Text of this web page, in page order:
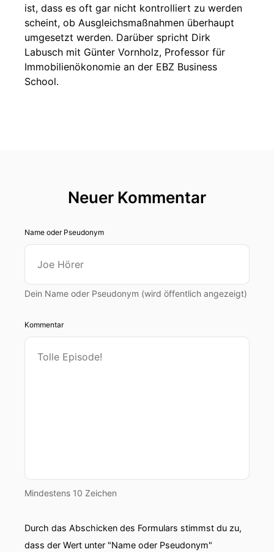
ist, dass es oft gar nicht kontrolliert zu werden
scheint, ob Ausgleichsmaßnahmen überhaupt
umgesetzt werden. Darüber spricht Dirk
Labusch mit Günter Vornholz, Professor für
Immobilienökonomie an der EBZ Business
School.
Neuer Kommentar
Name oder Pseudonym
Dein Name oder Pseudonym (wird öffentlich angezeigt)
Kommentar
Mindestens 10 Zeichen
Durch das Abschicken des Formulars stimmst du zu,
dass der Wert unter "Name oder Pseudonym"